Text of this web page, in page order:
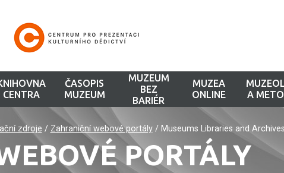
CENTRA
ČASOPIS
MUZEUM
MUZEUM
BEZ
BARIÉR
MUZEA
ONLINE
A
zdroje / Zahraniční webové portály/ Museums Libraries and
PORTÁLY